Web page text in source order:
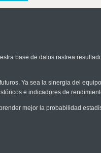
base de datos rastrea
Ya sea la sinergia del
e indicadores de
mejor la probabilidad